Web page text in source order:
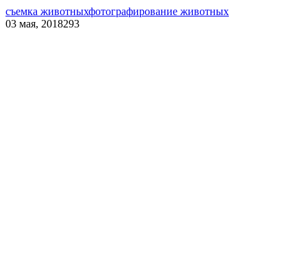
съемка животныхфотографирование животных
03 мая, 2018293